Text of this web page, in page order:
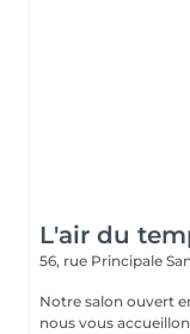
L'air du
56, rue Principale
Notre salon ouvert
nous vous